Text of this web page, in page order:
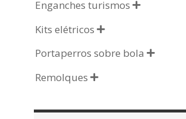
Enganches turismos 
Kits elétricos 
Portaperros sobre bola 
Remolques 